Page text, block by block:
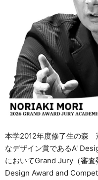
本学2012年度修了生の森
なデザイン賞であるA'
においてGrand Jury（審
Design Award and